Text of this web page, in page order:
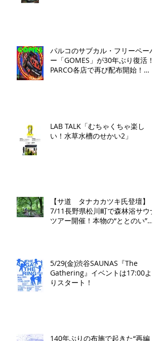
パルコのサブカル・フリーペーパ
ー「GOMES」が30年ぶり復活！
PARCO各店で再び配布開始！​
LAB TALK「むちゃくちゃ楽し
い！水草水槽のせかい2」
【サ道 タナカカツキ氏登壇】
7/11長野県松川町で森林浴サウナ
ツアー開催！本物の“ととのい”を
5/29(金)渋谷SAUNAS『The
Gathering』イベントは17:00よ
りスタート！
140年ぶりの布施で起きた“再編